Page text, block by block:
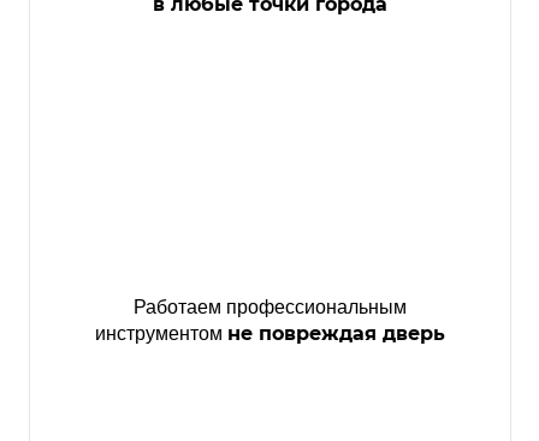
Работаем профессиональным
инструментом не повреждая дверь